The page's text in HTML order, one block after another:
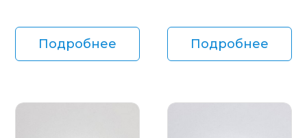
Подробнее Подробнее